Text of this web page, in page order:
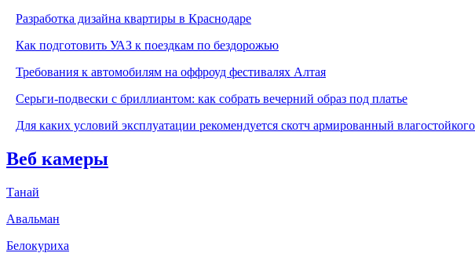
Разработка дизайна квартиры в Краснодаре
Как подготовить УАЗ к поездкам по бездорожью
Требования к автомобилям на оффроуд фестивалях Алтая
Серьги-подвески с бриллиантом: как собрать вечерний образ под платье
Для каких условий эксплуатации рекомендуется скотч армированный
Веб камеры
Танай
Авальман
Белокуриха